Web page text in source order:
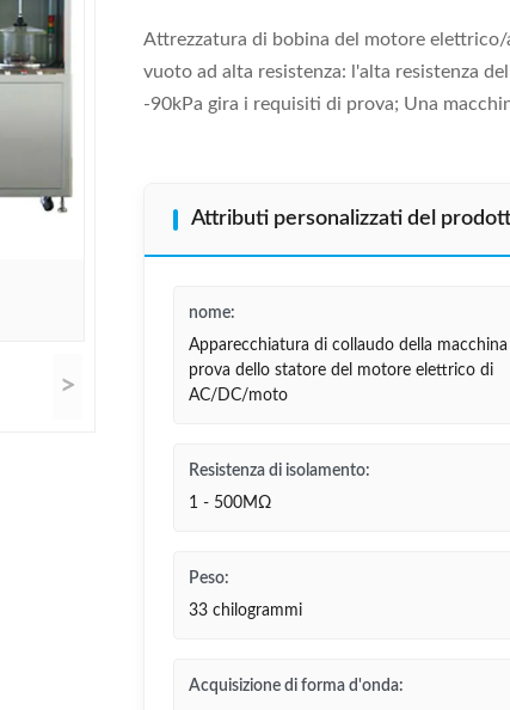
>
Attrezzatura di bobina del motore
vuoto ad alta resistenza: l'alta resistenza
-90kPa gira i requisiti di prova; Una
Attributi personalizzati del
nome:
Apparecchiatura di collaudo della
prova dello statore del motore elettrico di
AC/DC/moto
Resistenza di isolamento:
1 - 500MΩ
Peso:
33 chilogrammi
Acquisizione di forma d'onda: